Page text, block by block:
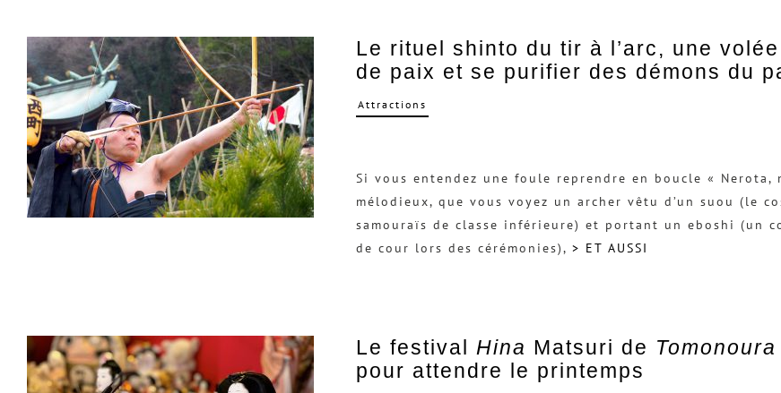
Le rituel shinto du tir à l’arc, une
de paix et se purifier des démons du
Attractions
Si vous entendez une foule reprendre en boucle «
mélodieux, que vous voyez un archer vêtu d’un suou (le
samouraïs de classe inférieure) et portant un eboshi (un
de cour lors des cérémonies), > ET AUSSI
Le festival Hina Matsuri de Tomonoura
pour attendre le printemps